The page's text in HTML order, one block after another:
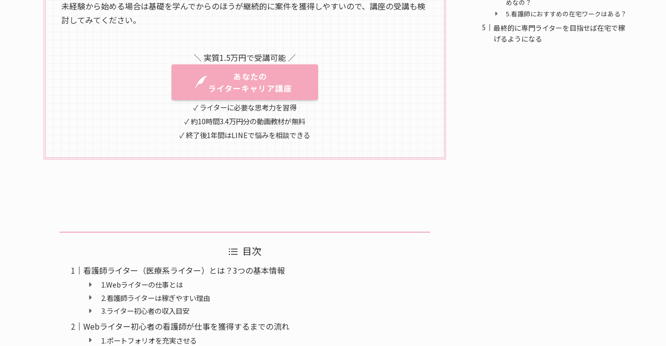
未経験から始める場合は基礎を学んでからのほうが継続的に案件を獲得しやすいので、講座の受講も検
討してみてください。
＼ 実質1.5万円で受講可能 ／
あなたの
ライターキャリア講座
✓ ライターに必要な思考力を習得
✓ 約10時間3.4万円分の動画教材が無料
✓ 終了後1年間はLINEで悩みを相談できる
目次
看護師ライター（医療系ライター）とは？3つの基本情報
1.Webライターの仕事とは
2.看護師ライターは稼ぎやすい理由
3.ライター初心者の収入目安
Webライター初心者の看護師が仕事を獲得するまでの流れ
1.ポートフォリオを充実させる
めなの？
5.看護師におすすめの在宅ワークはある？
最終的に専門ライターを目指せば在宅で稼
げるようになる